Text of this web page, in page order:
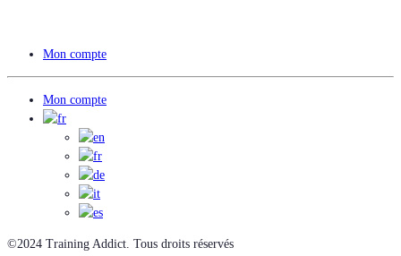
Mon compte
Mon compte
©2024 Training Addict. Tous droits réservés